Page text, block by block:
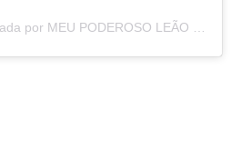
Uma publicação partilhada por MEU PODEROSO LEÃO (@meupoderosoleao)